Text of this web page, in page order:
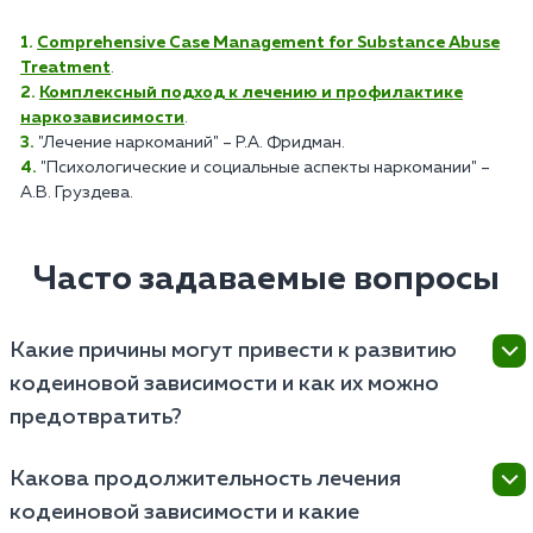
Comprehensive Case Management for Substance Abuse
Treatment.
Комплексный подход к лечению и профилактике
наркозависимости.
"Лечение наркоманий" – Р.А. Фридман.
"Психологические и социальные аспекты наркомании" –
А.В. Груздева.
Часто задаваемые вопросы
Какие причины могут привести к развитию
кодеиновой зависимости и как их можно
предотвратить?
обусловлено различными факторами, включая
рецепторную чувствительность, генетическую
Какова продолжительность лечения
кодеиновой зависимости и какие